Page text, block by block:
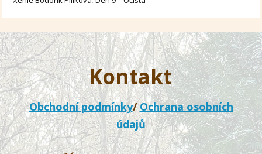
Kontakt
Obchodní podmínky/Ochrana osobních
údajů